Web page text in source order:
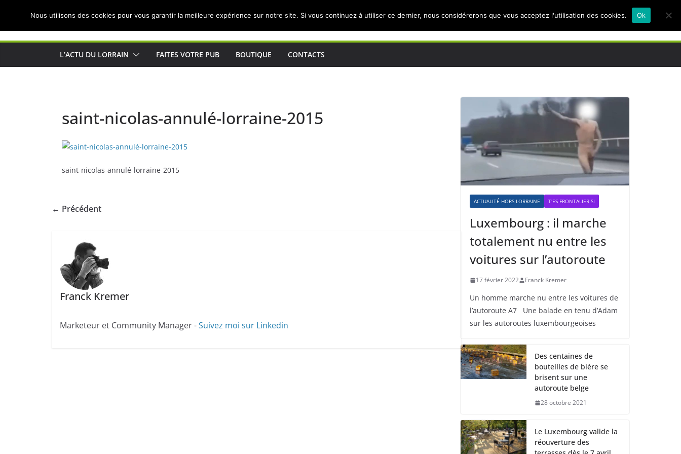
Actualités de Lorraine pour les Lorrains
L’ACTU DU LORRAIN FAITES VOTRE PUB BOUTIQUE CONTACTS
saint-nicolas-annulé-lorraine-2015
saint-nicolas-annulé-lorraine-2015
← Précédent
Franck Kremer
Marketeur et Community Manager -Suivez moi sur Linkedin
ACTUALITÉ HORS LORRAINE T'ES FRONTALIER SI
Luxembourg : il marche
totalement nu entre les
voitures sur l’autoroute
17 février 2022 Franck Kremer
Un homme marche nu entre les voitures de
l’autoroute A7 Une balade en tenu d’Adam
sur les autoroutes luxembourgeoises
Des centaines de
bouteilles de bière se
brisent sur une
autoroute belge
28 octobre 2021
Le Luxembourg valide la
réouverture des
Nous utilisons des cookies pour vous garantir la meilleure expérience sur notre site. Si vous continuez à utiliser ce dernier, nous considérerons que vous acceptez l'utilisation des cookies. Ok